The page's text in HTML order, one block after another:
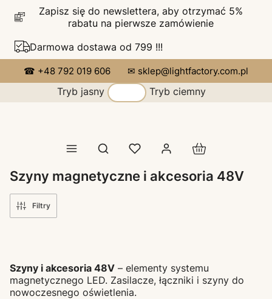
Zapisz się do newslettera, aby otrzymać 5%
rabatu na pierwsze zamówienie
Darmowa dostawa od 799 !!!
☎ +48 792 019 606 ✉ sklep@lightfactory.com.pl
Tryb jasny Tryb ciemny
Otwórz wyszukiwarkę Produkty w
Szyny magnetyczne i akcesoria 48V
Filtry
Szyny i akcesoria 48V – elementy systemu
magnetycznego LED. Zasilacze, łączniki i szyny do
nowoczesnego oświetlenia.